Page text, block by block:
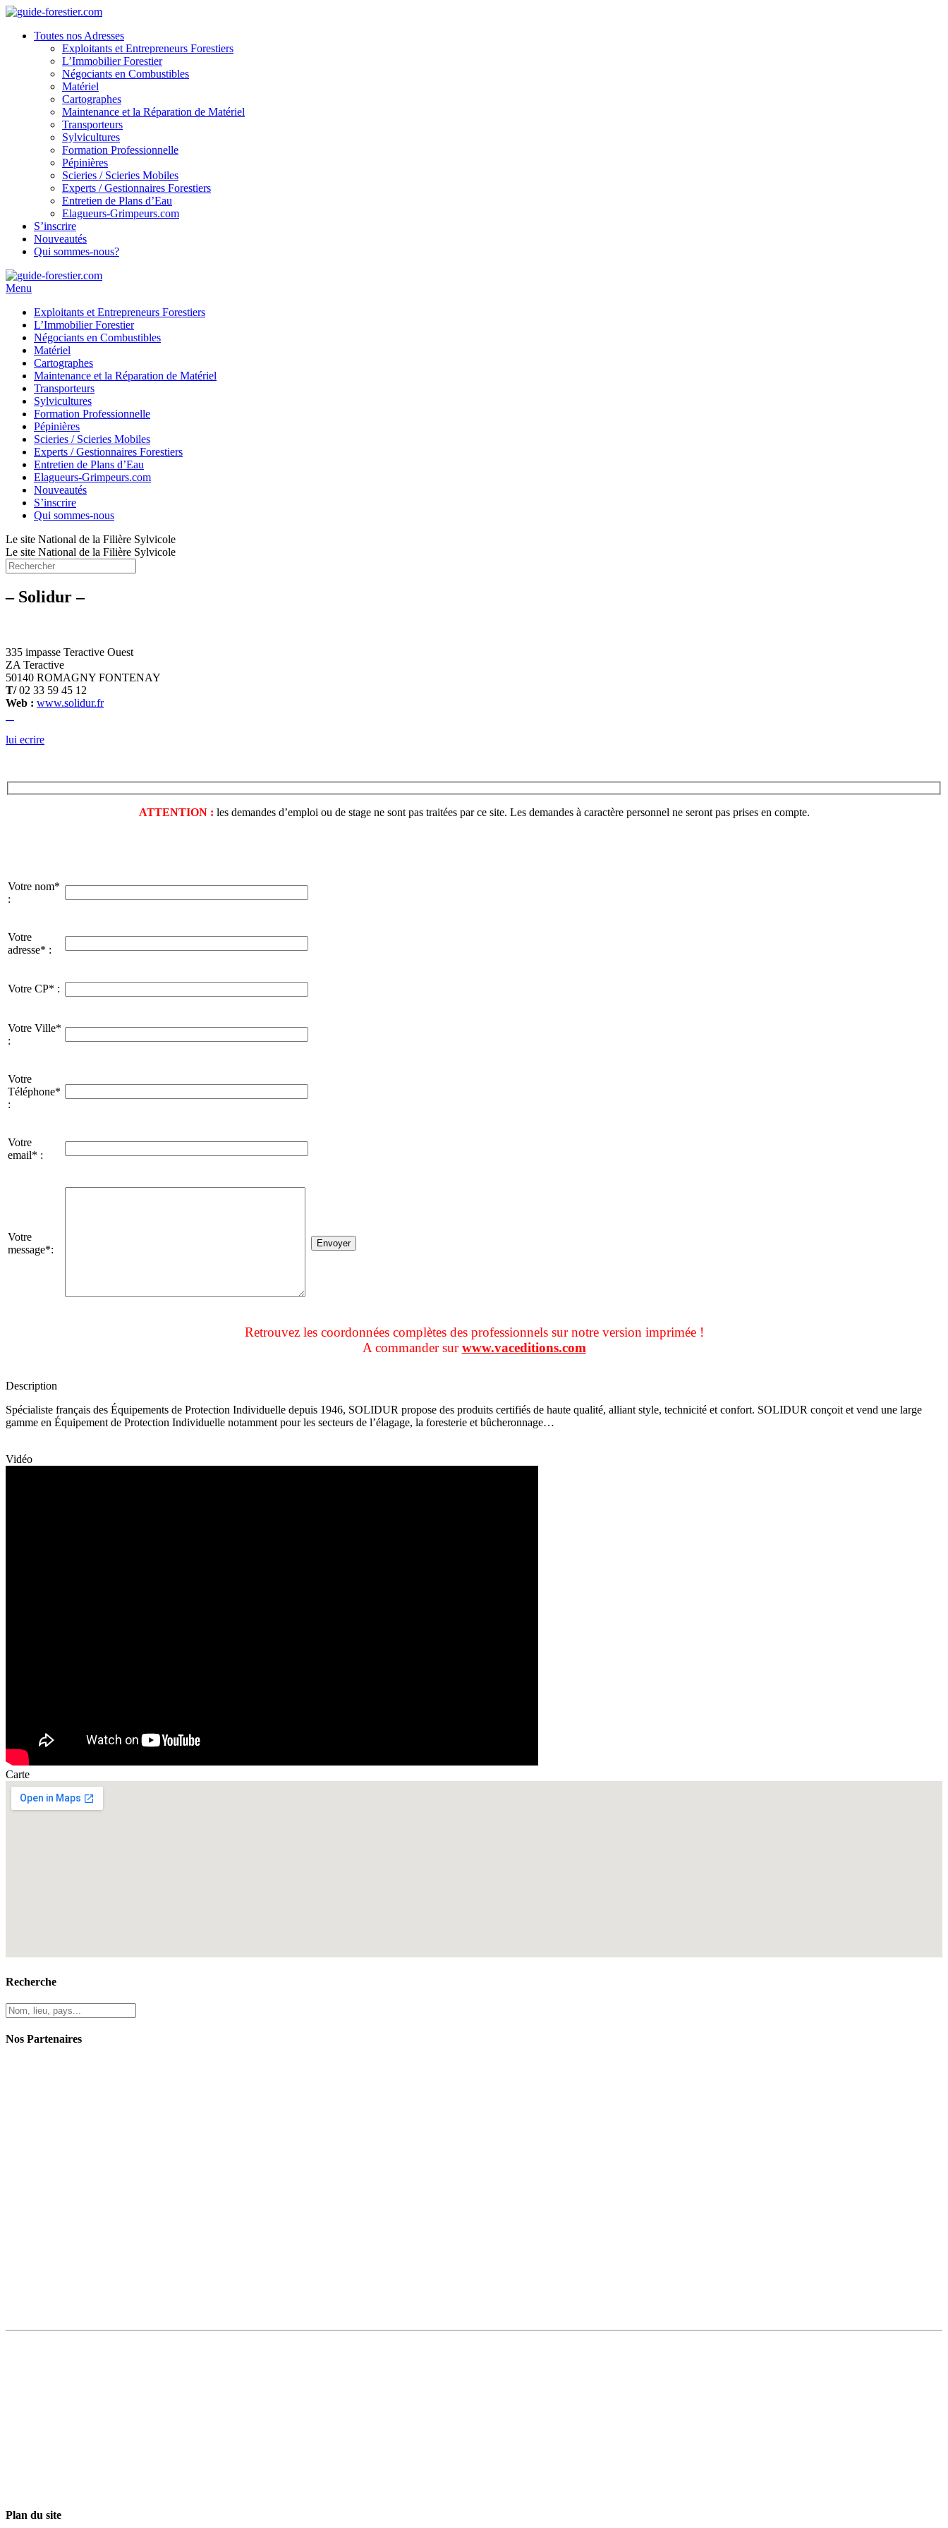
Toutes nos Adresses
Exploitants et Entrepreneurs Forestiers
L’Immobilier Forestier
Négociants en Combustibles
Matériel
Cartographes
Maintenance et la Réparation de Matériel
Transporteurs
Sylvicultures
Formation Professionnelle
Pépinières
Scieries / Scieries Mobiles
Experts / Gestionnaires Forestiers
Entretien de Plans d’Eau
Elagueurs-Grimpeurs.com
S’inscrire
Nouveautés
Qui sommes-nous?
Menu
Exploitants et Entrepreneurs Forestiers
L’Immobilier Forestier
Négociants en Combustibles
Matériel
Cartographes
Maintenance et la Réparation de Matériel
Transporteurs
Sylvicultures
Formation Professionnelle
Pépinières
Scieries / Scieries Mobiles
Experts / Gestionnaires Forestiers
Entretien de Plans d’Eau
Elagueurs-Grimpeurs.com
Nouveautés
S’inscrire
Qui sommes-nous
Le site National de la Filière Sylvicole
Le site National de la Filière Sylvicole
– Solidur –
335 impasse Teractive Ouest
ZA Teractive
50140 ROMAGNY FONTENAY
T/02 33 59 45 12
Web : www.solidur.fr
lui ecrire
ATTENTION : les demandes d’emploi ou de stage ne sont pas traitées par ce site. Les demandes à caractère personnel ne seront pas prises en compte.
Votre nom*
:
Votre
adresse* :
Votre CP* :
Votre Ville*
:
Votre
Téléphone*
:
Votre
email* :
Votre
message*:
Retrouvez les coordonnées complètes des professionnels sur notre version imprimée !
A commander surwww.vaceditions.com
Description
Spécialiste français des Équipements de Protection Individuelle depuis 1946, SOLIDUR propose des produits certifiés de haute qualité, alliant style, technicité et confort. SOLIDUR conçoit et vend une large
gamme en Équipement de Protection Individuelle notamment pour les secteurs de l’élagage, la foresterie et bûcheronnage…
Vidéo
Carte
Recherche
Nos Partenaires
Plan du site